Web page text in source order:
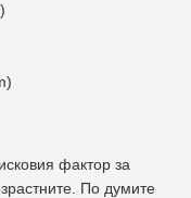
фактор за
По думите